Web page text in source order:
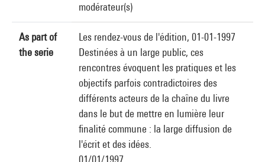
modérateur(s)
As part of
the serie
Les rendez-vous de l'édition, 01-01-1997
Destinées à un large public, ces
rencontres évoquent les pratiques et les
objectifs parfois contradictoires des
différents acteurs de la chaîne du livre
dans le but de mettre en lumière leur
finalité commune : la large diffusion de
l'écrit et des idées.
01/01/1997